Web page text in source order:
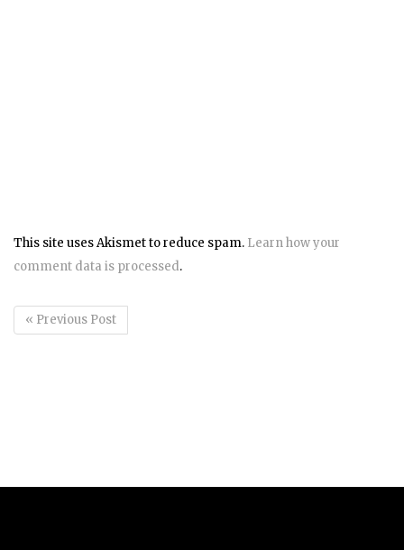
This site uses Akismet to reduce spam. Learn how your
comment data is processed.
« Previous Post